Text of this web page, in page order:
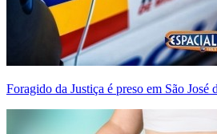
Foragido da Justiça é preso em São José